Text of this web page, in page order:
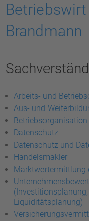
Brandmann
Arbeits- und
Aus- und
Betriebsorganisation
Datenschutz
Datenschutz und
Handelsmakler
Marktwertermittlung
Liquiditätsplanung)